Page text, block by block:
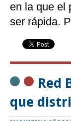
en la que el
ser rápida.
Red
que